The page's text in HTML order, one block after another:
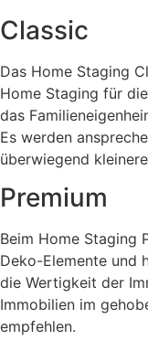
Classic
Das Home Staging
Home Staging für
das
Es werden
überwiegend
Premium
Beim Home Staging
Deko-Elemente und
die Wertigkeit der
Immobilien im
empfehlen.